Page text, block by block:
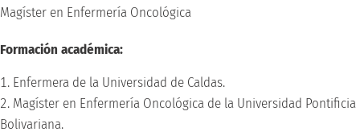
Magíster en Enfermería Oncológica
Formación académica:
Enfermera de la Universidad de Caldas.
Magíster en Enfermería Oncológica de la Universidad Pontificia
Bolivariana.